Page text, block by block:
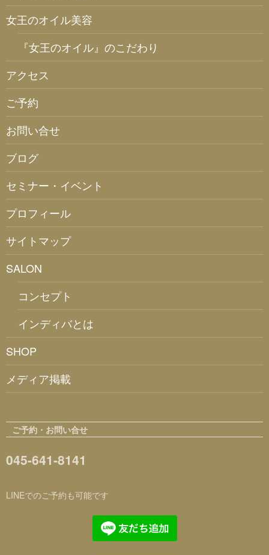
女王のオイル美容
『女王のオイル』のこだわり
アクセス
ご予約
お問い合せ
ブログ
セミナー・イベント
プロフィール
サイトマップ
SALON
コンセプト
インディバとは
SHOP
メディア掲載
ご予約・お問い合せ
045-641-8141
LINEでのご予約も可能です